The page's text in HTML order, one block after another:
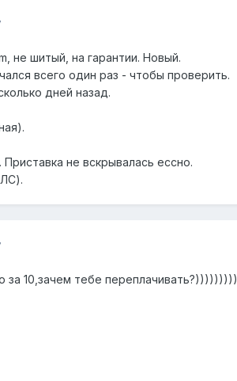
не шитый, на гарантии. Новый.
всего один раз - чтобы проверить.
дней назад.
Приставка не вскрывалась ессно.
за 10,зачем тебе переплачивать?)))))))))